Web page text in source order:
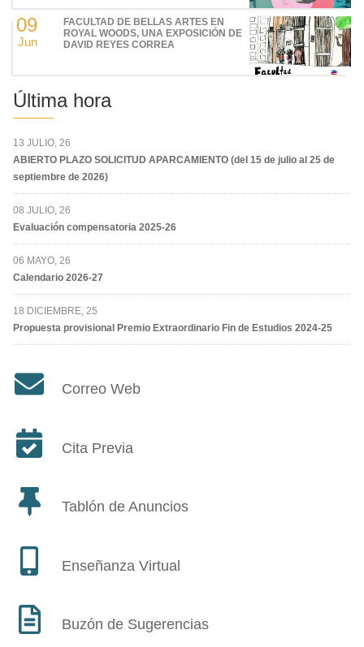
09
Jun
FACULTAD DE BELLAS ARTES EN
ROYAL WOODS, UNA EXPOSICIÓN DE
DAVID REYES CORREA
Última hora
13 JULIO, 26
ABIERTO PLAZO SOLICITUD APARCAMIENTO (del 15 de julio al 25 de
septiembre de 2026)
08 JULIO, 26
Evaluación compensatoria 2025-26
06 MAYO, 26
Calendario 2026-27
18 DICIEMBRE, 25
Propuesta provisional Premio Extraordinario Fin de Estudios 2024-25
Correo Web
Cita Previa
Tablón de Anuncios
Enseñanza Virtual
Buzón de Sugerencias